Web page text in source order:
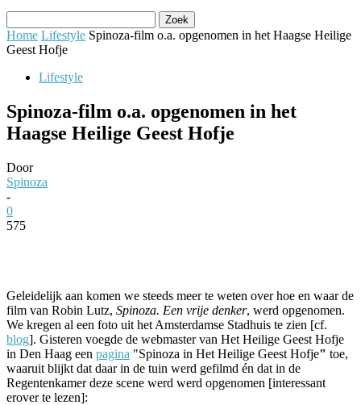
Home Lifestyle Spinoza-film o.a. opgenomen in het Haagse Heilige
Geest Hofje
Lifestyle
Spinoza-film o.a. opgenomen in het
Haagse Heilige Geest Hofje
Door
Spinoza
-
0
575
Geleidelijk aan komen we steeds meer te weten over hoe en waar de
film van Robin Lutz, Spinoza. Een vrije denker, werd opgenomen.
We kregen al een foto uit het Amsterdamse Stadhuis te zien [cf.
blog]. Gisteren voegde de webmaster van Het Heilige Geest Hofje
in Den Haag een pagina "Spinoza in Het Heilige Geest Hofje" toe,
waaruit blijkt dat daar in de tuin werd gefilmd én dat in de
Regentenkamer deze scene werd werd opgenomen [interessant
erover te lezen]: